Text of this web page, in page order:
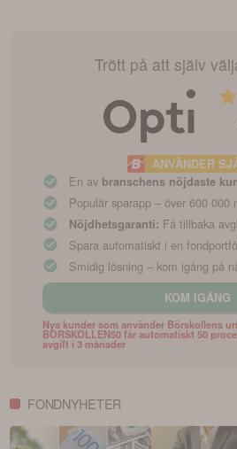
Trött på att själv
ANVÄNDER
En av branschens nöjdaste
Populär sparapp – över 600 000
Nöjdhetsgaranti: Få tillbaka
Spara automatiskt i en
Smidig lösning – kom igång på
KOM IGÅNG
Nya kunder som använder Börskollens
BORSKOLLEN50 får automatiskt 50
avgift i 3 månader
FONDNYHETER